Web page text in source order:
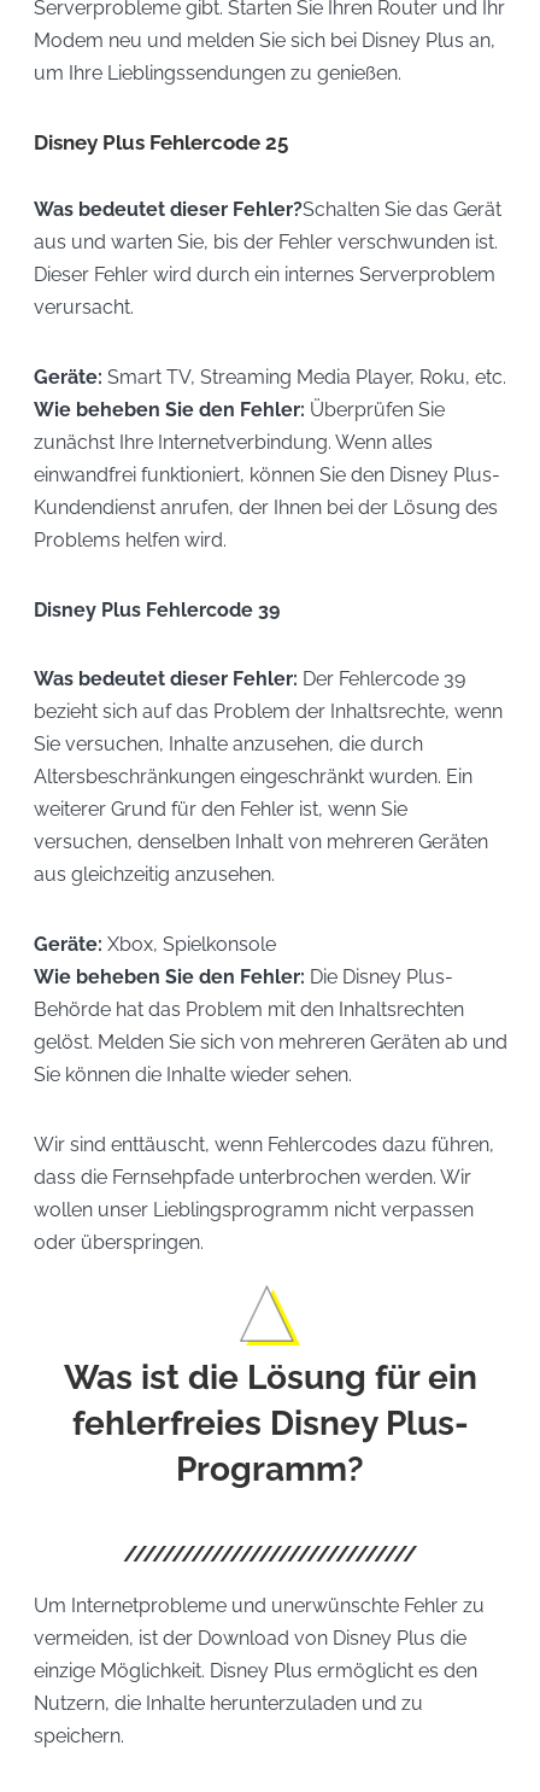
Serverprobleme gibt. Starten Sie Ihren Router und Ihr
Modem neu und melden Sie sich bei Disney Plus an,
um Ihre Lieblingssendungen zu genießen.
Disney Plus Fehlercode 25
Was bedeutet dieser Fehler?Schalten Sie das Gerät
aus und warten Sie, bis der Fehler verschwunden ist.
Dieser Fehler wird durch ein internes Serverproblem
verursacht.
Geräte: Smart TV, Streaming Media Player, Roku, etc.
Wie beheben Sie den Fehler: Überprüfen Sie
zunächst Ihre Internetverbindung. Wenn alles
einwandfrei funktioniert, können Sie den Disney Plus-
Kundendienst anrufen, der Ihnen bei der Lösung des
Problems helfen wird.
Disney Plus Fehlercode 39
Was bedeutet dieser Fehler: Der Fehlercode 39
bezieht sich auf das Problem der Inhaltsrechte, wenn
Sie versuchen, Inhalte anzusehen, die durch
Altersbeschränkungen eingeschränkt wurden. Ein
weiterer Grund für den Fehler ist, wenn Sie
versuchen, denselben Inhalt von mehreren Geräten
aus gleichzeitig anzusehen.
Geräte: Xbox, Spielkonsole
Wie beheben Sie den Fehler: Die Disney Plus-
Behörde hat das Problem mit den Inhaltsrechten
gelöst. Melden Sie sich von mehreren Geräten ab und
Sie können die Inhalte wieder sehen.
Wir sind enttäuscht, wenn Fehlercodes dazu führen,
dass die Fernsehpfade unterbrochen werden. Wir
wollen unser Lieblingsprogramm nicht verpassen
oder überspringen.
Was ist die Lösung für ein
fehlerfreies Disney Plus-
Programm?
Um Internetprobleme und unerwünschte Fehler zu
vermeiden, ist der Download von Disney Plus die
einzige Möglichkeit. Disney Plus ermöglicht es den
Nutzern, die Inhalte herunterzuladen und zu
speichern.